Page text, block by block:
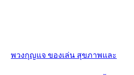
พวงกุญแจ ของเล่น สุขภาพและ